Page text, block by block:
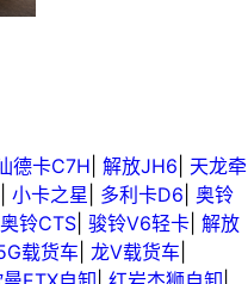
德卡C7H 解放JH6 天龙牵
小卡之星 多利卡D6 奥铃
奥铃CTS 骏铃V6轻卡 解放
载货车 龙V载货车